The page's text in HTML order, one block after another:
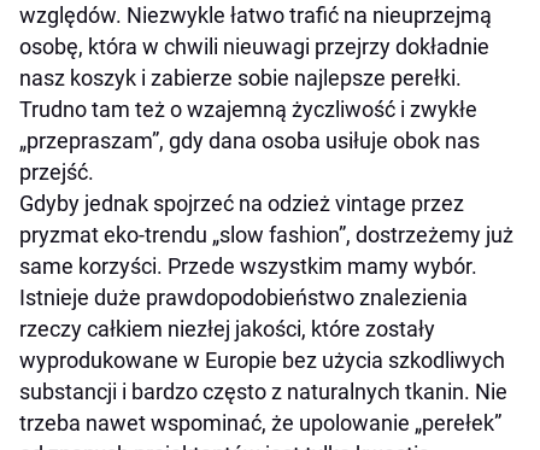
względów. Niezwykle łatwo trafić na nieuprzejmą
osobę, która w chwili nieuwagi przejrzy dokładnie
nasz koszyk i zabierze sobie najlepsze perełki.
Trudno tam też o wzajemną życzliwość i zwykłe
„przepraszam”, gdy dana osoba usiłuje obok nas
przejść.
Gdyby jednak spojrzeć na odzież vintage przez
pryzmat eko-trendu „slow fashion”, dostrzeżemy już
same korzyści. Przede wszystkim mamy wybór.
Istnieje duże prawdopodobieństwo znalezienia
rzeczy całkiem niezłej jakości, które zostały
wyprodukowane w Europie bez użycia szkodliwych
substancji i bardzo często z naturalnych tkanin. Nie
trzeba nawet wspominać, że upolowanie „perełek”